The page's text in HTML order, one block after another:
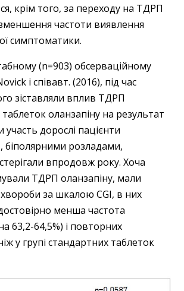
крім того, за переходу на ТДРП
зменшення частоти виявлення
симптоматики.
(n=903) обсерваційному
і співавт. (2016), під час
зіставляли вплив ТДРП
оланзапіну на результат
участь дорослі пацієнти
біполярними розладами,
впродовж року. Хоча
ТДРП оланзапіну, мали
за шкалою CGI, в них
менша частота
63,2-64,5%) і повторних
у групі стандартних таблеток